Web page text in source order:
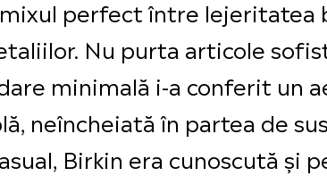
perfect între lejeritatea
Nu purta articole
minimală i-a conferit un
neîncheiată în partea de
Birkin era cunoscută și